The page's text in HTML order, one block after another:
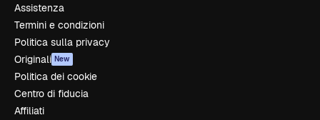
Assistenza
Termini e condizioni
Politica sulla privacy
Originali New
Politica dei cookie
Centro di fiducia
Affiliati